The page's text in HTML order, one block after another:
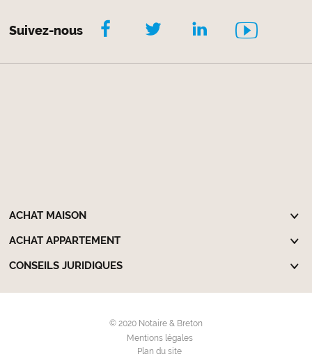
Suivez-nous
ACHAT MAISON
ACHAT APPARTEMENT
CONSEILS JURIDIQUES
© 2020 Notaire & Breton
Mentions légales
Plan du site